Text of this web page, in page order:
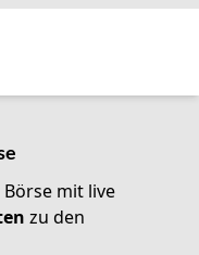
mit live
zu den